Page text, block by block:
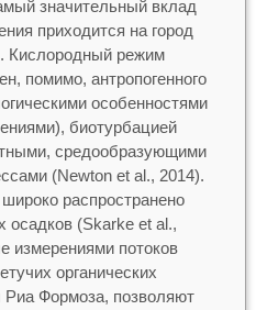
значительный вклад
приходится на город
Кислородный режим
помимо, антропогенного
особенностями
биотурбацией
средообразующими
(Newton et al., 2014).
распространено
осадков (Skarke et al.,
измерениями потоков
органических
Риа Формоза, позволяют